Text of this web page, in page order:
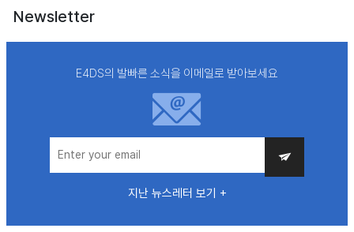
Newsletter
E4DS의 발빠른 소식을 이메일로 받아보세요
지난 뉴스레터 보기 +